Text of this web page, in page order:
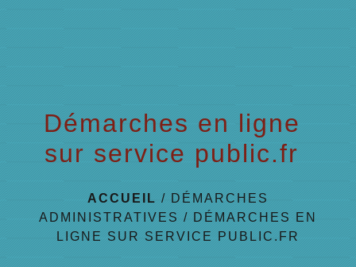
Démarches en ligne
sur service public.fr
ACCUEIL / DÉMARCHES
ADMINISTRATIVES / DÉMARCHES EN
LIGNE SUR SERVICE PUBLIC.FR